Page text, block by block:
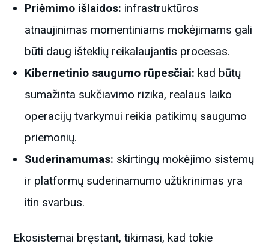
Priėmimo išlaidos: infrastruktūros
atnaujinimas momentiniams mokėjimams gali
būti daug išteklių reikalaujantis procesas.
Kibernetinio saugumo rūpesčiai: kad būtų
sumažinta sukčiavimo rizika, realaus laiko
operacijų tvarkymui reikia patikimų saugumo
priemonių.
Suderinamumas: skirtingų mokėjimo sistemų
ir platformų suderinamumo užtikrinimas yra
itin svarbus.
Ekosistemai bręstant, tikimasi, kad tokie